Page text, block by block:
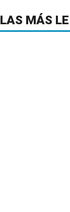
LAS MÁS